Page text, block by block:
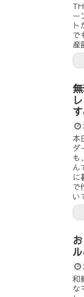
ー
ト
で
産
本
ダ
も
ん
に
で
い
和
な